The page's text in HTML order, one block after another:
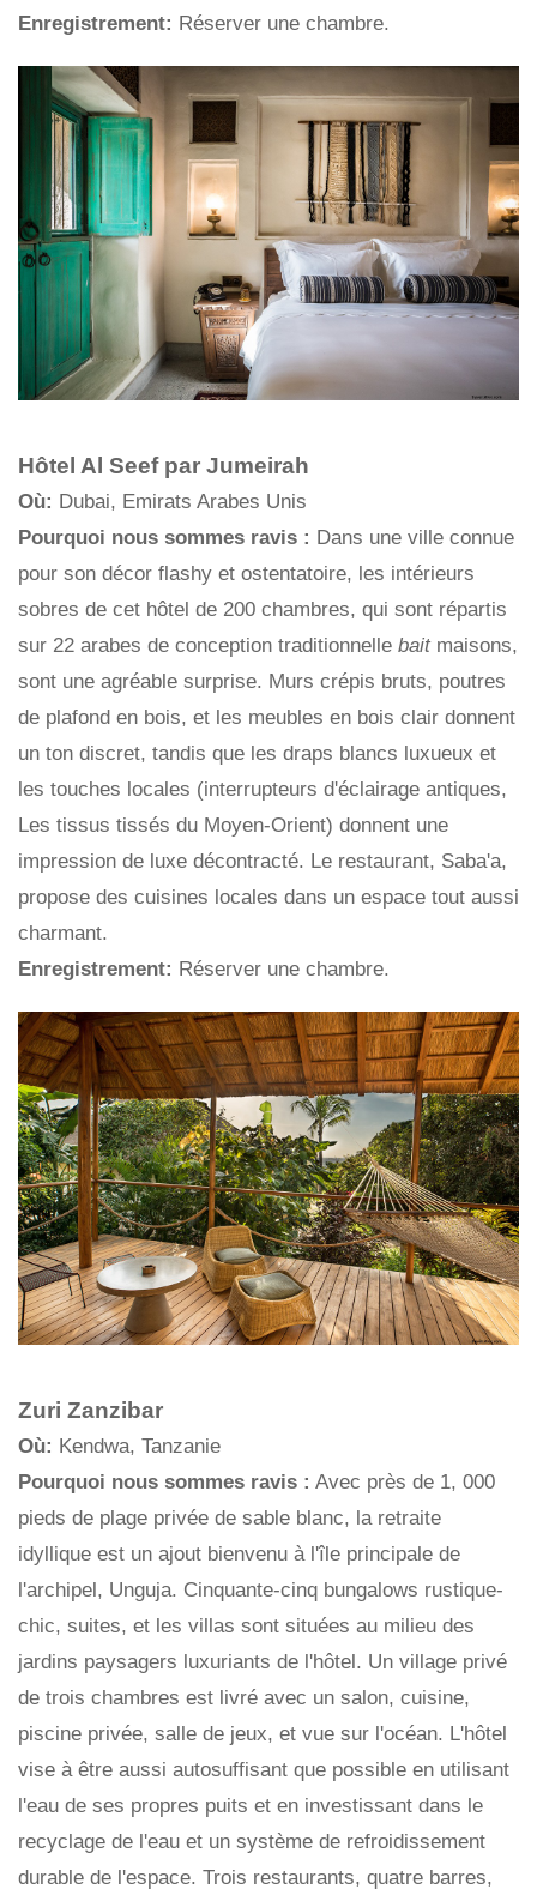
Enregistrement: Réserver une chambre.
Hôtel Al Seef par Jumeirah
Où: Dubai, Emirats Arabes Unis
Pourquoi nous sommes ravis : Dans une ville connue
pour son décor flashy et ostentatoire, les intérieurs
sobres de cet hôtel de 200 chambres, qui sont répartis
sur 22 arabes de conception traditionnelle bait maisons,
sont une agréable surprise. Murs crépis bruts, poutres
de plafond en bois, et les meubles en bois clair donnent
un ton discret, tandis que les draps blancs luxueux et
les touches locales (interrupteurs d'éclairage antiques,
Les tissus tissés du Moyen-Orient) donnent une
impression de luxe décontracté. Le restaurant, Saba'a,
propose des cuisines locales dans un espace tout aussi
charmant.
Enregistrement: Réserver une chambre.
Zuri Zanzibar
Où: Kendwa, Tanzanie
Pourquoi nous sommes ravis : Avec près de 1, 000
pieds de plage privée de sable blanc, la retraite
idyllique est un ajout bienvenu à l'île principale de
l'archipel, Unguja. Cinquante-cinq bungalows rustique-
chic, suites, et les villas sont situées au milieu des
jardins paysagers luxuriants de l'hôtel. Un village privé
de trois chambres est livré avec un salon, cuisine,
piscine privée, salle de jeux, et vue sur l'océan. L'hôtel
vise à être aussi autosuffisant que possible en utilisant
l'eau de ses propres puits et en investissant dans le
recyclage de l'eau et un système de refroidissement
durable de l'espace. Trois restaurants, quatre barres,